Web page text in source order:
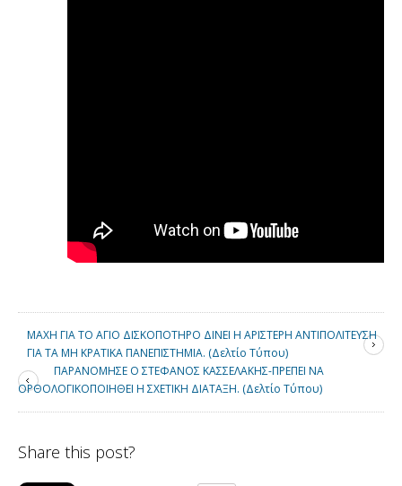
ΜΑΧΗ ΓΙΑ ΤΟ ΑΓΙΟ ΔΙΣΚΟΠΟΤΗΡΟ ΔΙΝΕΙ Η ΑΡΙΣΤΕΡΗ ΑΝΤΙΠΟΛΙΤΕΥΣΗ
ΓΙΑ ΤΑ ΜΗ ΚΡΑΤΙΚΑ ΠΑΝΕΠΙΣΤΗΜΙΑ. (Δελτίο Τύπου)
ΠΑΡΑΝΟΜΗΣΕ Ο ΣΤΕΦΑΝΟΣ ΚΑΣΣΕΛΑΚΗΣ-ΠΡΕΠΕΙ ΝΑ
ΟΡΘΟΛΟΓΙΚΟΠΟΙΗΘΕΙ Η ΣΧΕΤΙΚΗ ΔΙΑΤΑΞΗ. (Δελτίο Τύπου)
Share this post?